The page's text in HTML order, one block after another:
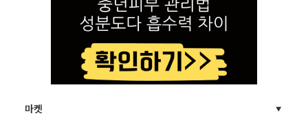
마켓